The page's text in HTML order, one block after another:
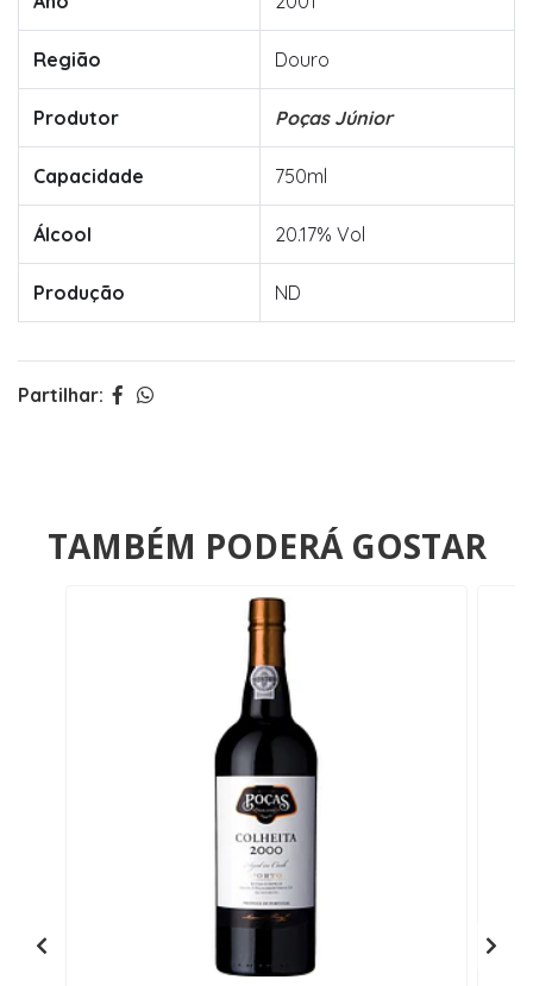
Região Douro
Produtor Poças Júnior
Capacidade 750ml
Álcool 20.17% Vol
Produção ND
Partilhar:
TAMBÉM PODERÁ GOSTAR